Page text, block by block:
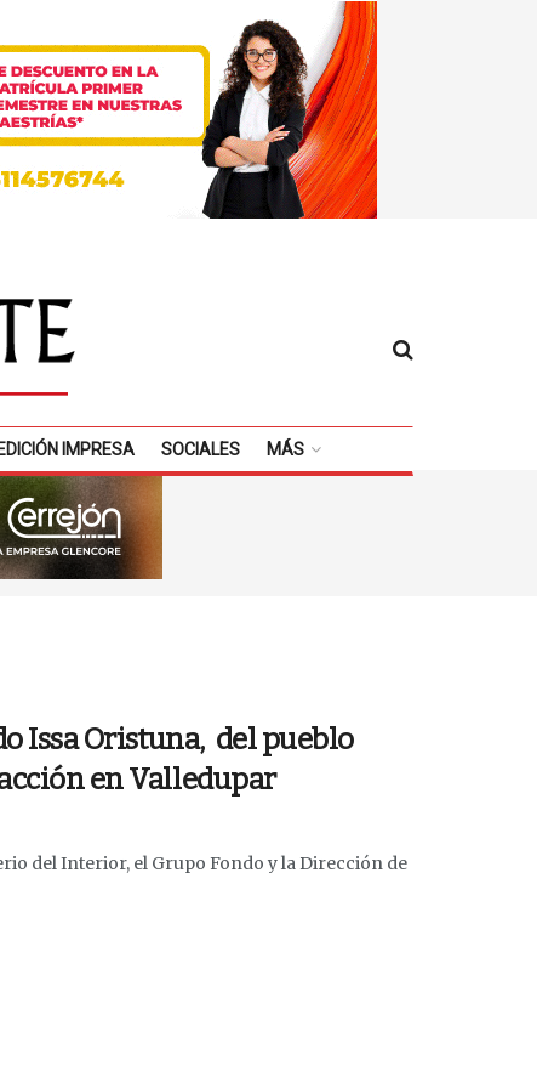
EDICIÓN IMPRESA SOCIALES MÁS
Issa Oristuna, del pueblo
en Valledupar
del Interior, el Grupo Fondo y la Dirección de